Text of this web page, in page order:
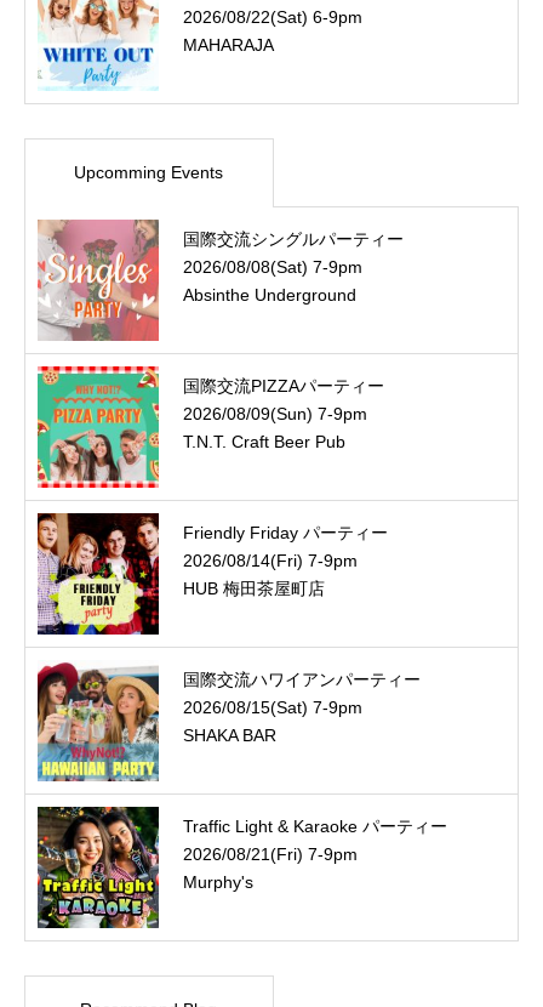
2026/08/22(Sat) 6-9pm
MAHARAJA
Upcomming Events
国際交流シングルパーティー
2026/08/08(Sat) 7-9pm
Absinthe Underground
国際交流PIZZAパーティー
2026/08/09(Sun) 7-9pm
T.N.T. Craft Beer Pub
Friendly Friday パーティー
2026/08/14(Fri) 7-9pm
HUB 梅田茶屋町店
国際交流ハワイアンパーティー
2026/08/15(Sat) 7-9pm
SHAKA BAR
Traffic Light & Karaoke パーティー
2026/08/21(Fri) 7-9pm
Murphy's